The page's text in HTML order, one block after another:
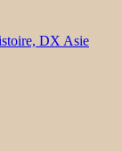
DX Asie